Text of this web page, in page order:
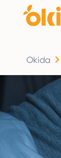
Okida